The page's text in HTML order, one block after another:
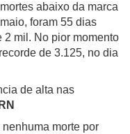
abaixo da marca
foram 55 dias
mil. No pior momento
de 3.125, no dia
de alta nas
morte por